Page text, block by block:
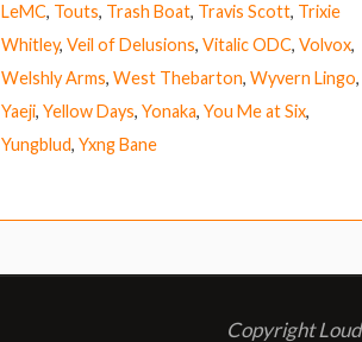
LeMC, Touts, Trash Boat, Travis Scott, Trixie
Whitley, Veil of Delusions, Vitalic ODC, Volvox,
Welshly Arms, West Thebarton, Wyvern Lingo,
Yaeji, Yellow Days, Yonaka, You Me at Six,
Yungblud, Yxng Bane
Copyright